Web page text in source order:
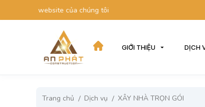
website của chúng tôi
GIỚI THIỆU DỊCH
Trang chủ Dịch vụ XÂY NHÀ TRỌN GÓI